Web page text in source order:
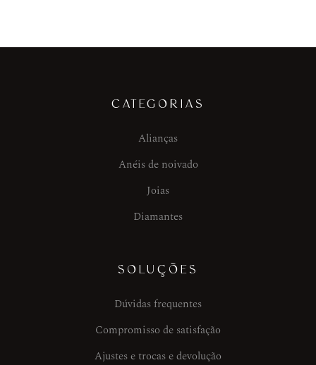
CATEGORIAS
Alianças
Anéis de noivado
Joias
Diamantes
SOLUÇÕES
Dúvidas frequentes
Compromisso de satisfação
Ajustes e trocas e devolução